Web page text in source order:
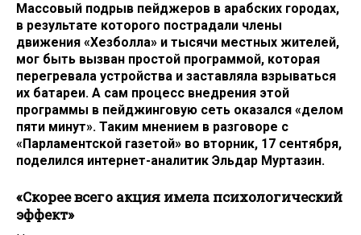
Массовый подрыв пейджеров в арабских городах,
в результате которого пострадали члены
движения «Хезболла» и тысячи местных жителей,
мог быть вызван простой программой, которая
перегревала устройства и заставляла взрываться
их батареи. А сам процесс внедрения этой
программы в пейджинговую сеть оказался «делом
пяти минут». Таким мнением в разговоре с
«Парламентской газетой» во вторник, 17 сентября,
поделился интернет-аналитик Эльдар Муртазин.
«Скорее всего акция имела психологический
эффект»